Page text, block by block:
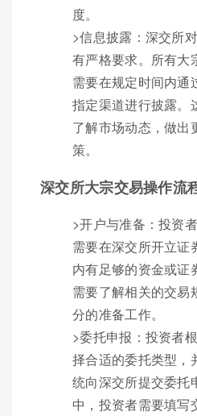
度。
>信息披露：深交所
有严格要求。所有大
需要在规定时间内通
指定渠道进行披露。
了解市场动态，做出
策。
深交所大宗交易操作流
>开户与准备：投资
需要在深交所开立证
内有足够的资金或证
需要了解相关的交易
分的准备工作。
>委托申报：投资者
择合适的委托类型，
统向深交所提交委托
中，投资者需要填写